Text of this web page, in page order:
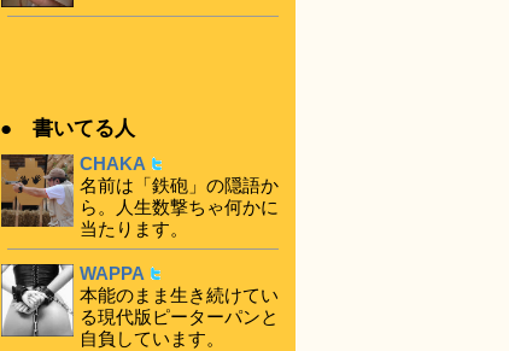
● 書いてる人
CHAKA
名前は「鉄砲」の隠語か
ら。人生数撃ちゃ何かに
当たります。
WAPPA
本能のまま生き続けてい
る現代版ピーターパンと
自負しています。